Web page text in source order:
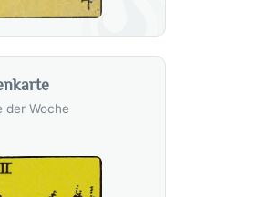
der Woche